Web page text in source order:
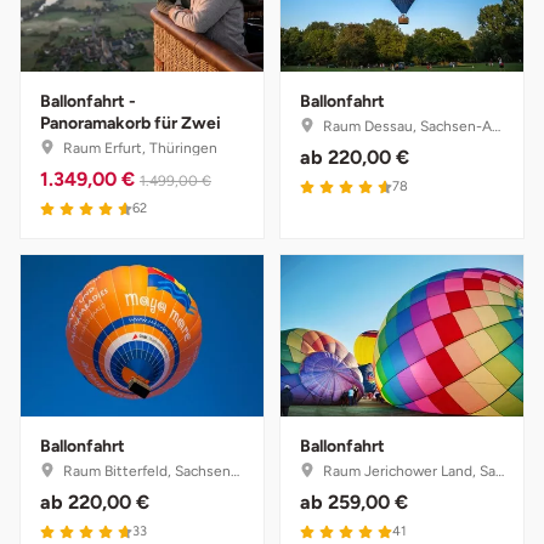
Ballonfahrt -
Panoramakorb für Zwei
Raum Erfurt, Thüringen
1.349,00 € 1.499,00 €
4.6 von 5
62
Ballonfahrt
Raum Dessau, Sachsen-Anhalt
ab 220,00 €
4.6 von 5
78
Ballonfahrt
Raum Bitterfeld, Sachsen-Anhalt
ab 220,00 €
4.7 von 5
33
Ballonfahrt
Raum Jerichower Land, Sachsen-Anhalt
ab 259,00 €
5 von 5
41
Deggendorf
Dessau
Dietzenbach
Dorsten
Dortmund
Duisburg
sächsische Schweiz